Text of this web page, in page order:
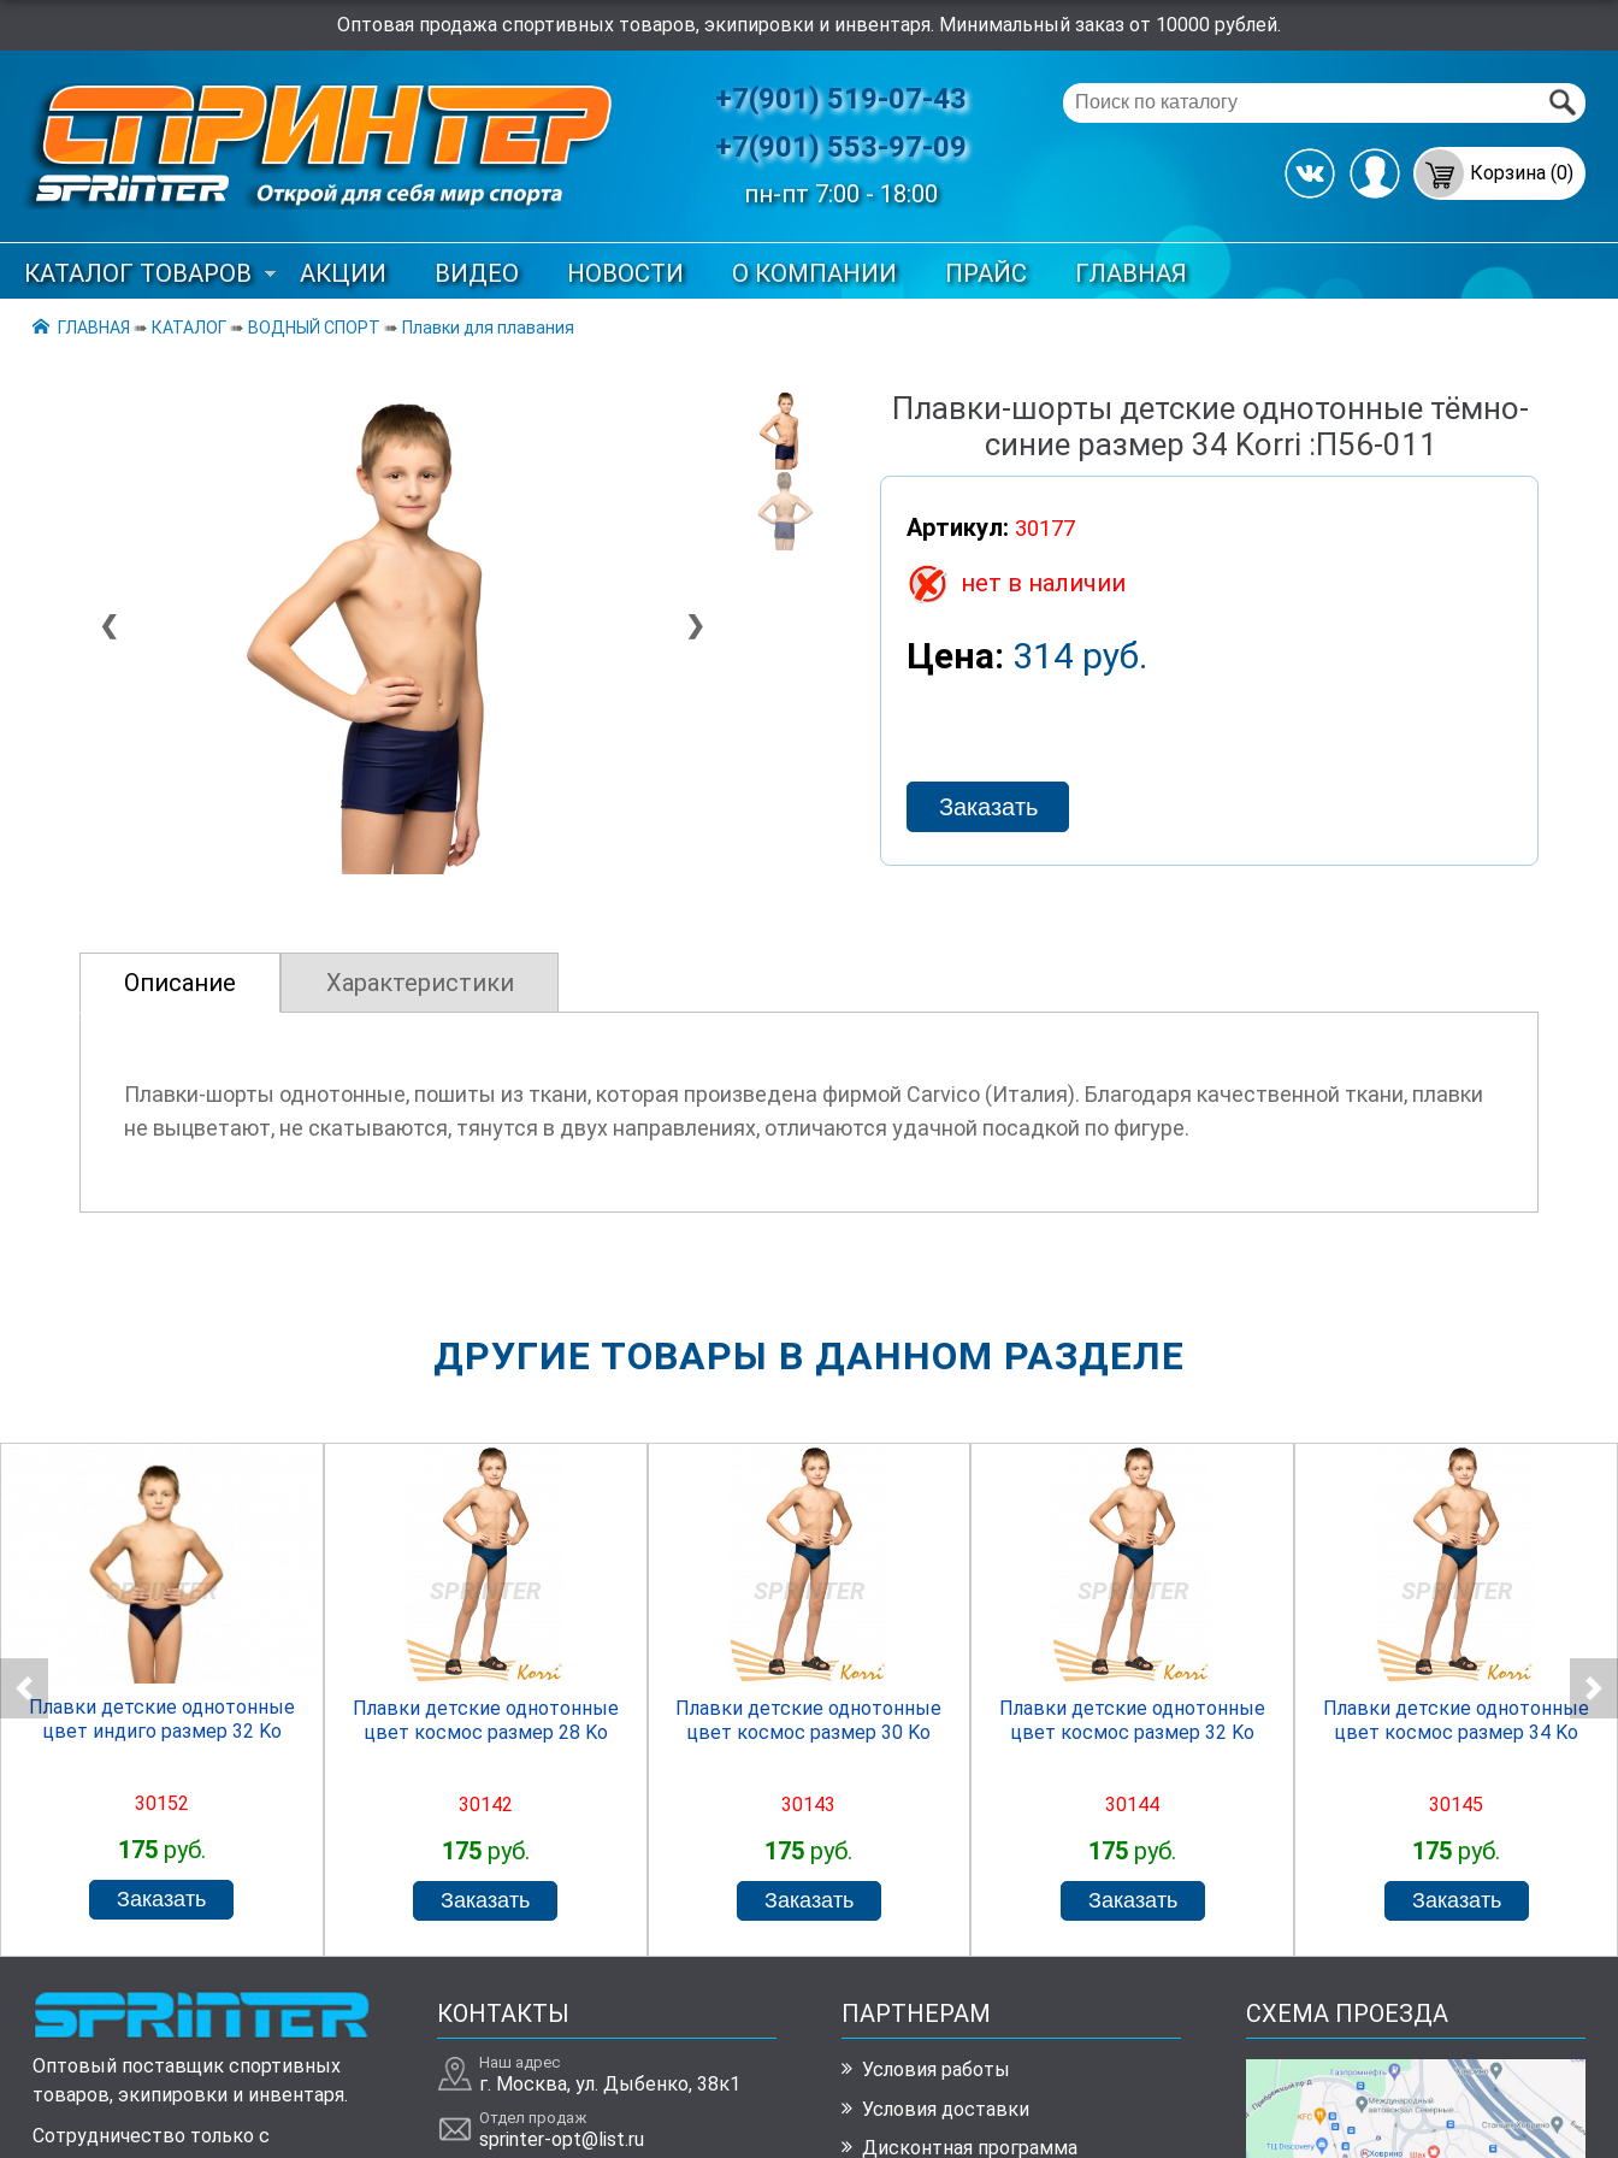
Оптовая продажа спортивных товаров, экипировки и инвентаря. Минимальный заказ от 10000 рублей.
+7(901) 519-07-43
+7(901) 553-97-09
пн-пт 7:00 - 18:00
Корзина (0)
КАТАЛОГ ТОВАРОВ АКЦИИ ВИДЕО НОВОСТИ О КОМПАНИИ ПРАЙС ГЛАВНАЯ
ГЛАВНАЯ ➠ КАТАЛОГ➠ ВОДНЫЙ СПОРТ ➠ Плавки для плавания
❮ ❯
Плавки-шорты детские однотонные тёмно-
синие размер 34 Korri :П56-011
Артикул: 30177
нет в наличии
Цена: 314 руб.
Описание Характеристики
Плавки-шорты однотонные, пошиты из ткани, которая произведена фирмой Carvico (Италия). Благодаря качественной ткани, плавки
не выцветают, не скатываются, тянутся в двух направлениях, отличаются удачной посадкой по фигуре.
ДРУГИЕ ТОВАРЫ В ДАННОМ РАЗДЕЛЕ
SPRINTER
Плавки детские однотонные
цвет индиго размер 32 Ko
30152
175руб.
SPRINTER
Плавки детские однотонные
цвет космос размер 28 Ko
30142
175руб.
SPRINTER
Плавки детские однотонные
цвет космос размер 30 Ko
30143
175 руб.
SPRINTER
Плавки детские однотонные
цвет космос размер 32 Ko
30144
175 руб.
SPRINTER
Плавки детские однотонные
цвет космос размер 34 Ko
30145
175 руб.
Оптовый поставщик спортивных
товаров, экипировки и инвентаря.
Сотрудничество только с
КОНТАКТЫ
Наш адрес
г. Москва, ул. Дыбенко, 38к1
Отдел продаж
sprinter-opt@list.ru
ПАРТНЕРАМ
Условия работы
Условия доставки
Дисконтная программа
СХЕМА ПРОЕЗДА